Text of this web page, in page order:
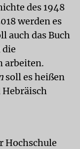
des 1948
werden es
auch das Buch
arbeiten.
soll es heißen
Hebräisch
Hochschule